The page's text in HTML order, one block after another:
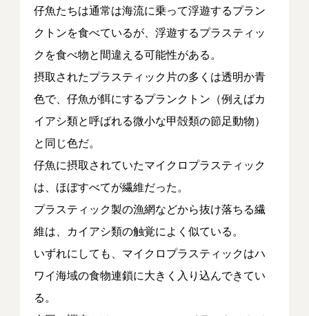
仔魚たちは通常は海流に乗って浮遊するプラン
クトンを食べているが、浮遊するプラスティッ
クを食べ物と間違える可能性がある。
摂取されたプラスティック片の多くは透明か青
色で、仔魚が餌にするプランクトン（例えばカ
イアシ類と呼ばれる微小な甲殻類の節足動物）
と同じ色だ。
仔魚に摂取されていたマイクロプラスティック
は、ほぼすべてが繊維だった。
プラスティック製の漁網などから抜け落ちる繊
維は、カイアシ類の触覚によく似ている。
いずれにしても、マイクロプラスティックはハ
ワイ海域の食物連鎖に大きく入り込んできてい
る。